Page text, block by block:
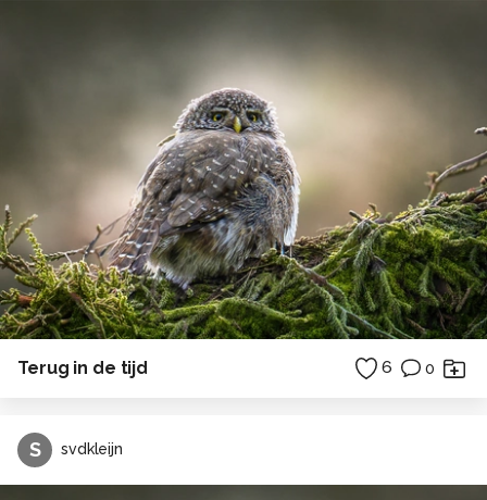
Terug in de tijd 6 0
S svdkleijn